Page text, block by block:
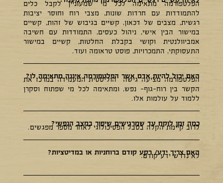
הפלטפורמה מתאימה לכל מי שמעוניין לקבל כלים
להתמודדות עם חרדות שונות, מצבי רוח וחוסר יציבות
רגשית, מצבים של דכאון, קשיים בגיבוש של זהות, קשיים
במישור הבין אישי, ניהול כעסים, התמודדות עם חשיבה
אמביוולנטית וקושי בקבלת החלטות, קשיים במישור
התעסוקתי, התמכרויות, פוסט טראומה ועוד.
האם יכול להיות אדם אשר הפלטפורמה איננה מתאימה לו?
הפלטפורמה מציעה גישה הוליסטית המעמידה במרכז את
הקשר בין רוח-גוף- נפש, ומתאימה לכל מי שפתוח וסקרן
ללמוד על עולמות אלו.
כמה זמן לוקח עד שמרגישים שיפור במצב הנפשי?
לרוב קיימת הקלה בסבל הפסיכולוגי לאחר מספר מפגשים.
האם צריך ידע/ רקע קודם ברוחניות או במדיטציות?
לא נדרש ידע קודם.